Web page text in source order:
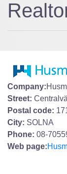
Company:
Street:
Postal code:
City: SOLNA
Phone: 08-
Web page: